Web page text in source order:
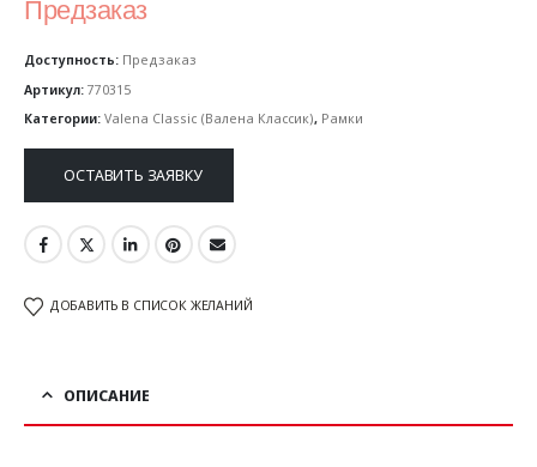
Предзаказ
Доступность: Предзаказ
Артикул: 770315
Категории: Valena Classic (Валена Классик), Рамки
ОСТАВИТЬ ЗАЯВКУ
ДОБАВИТЬ В СПИСОК ЖЕЛАНИЙ
ОПИСАНИЕ